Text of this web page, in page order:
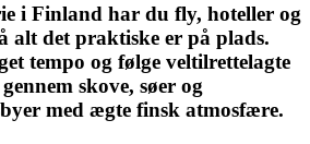
i Finland har du fly, hoteller og
alt det praktiske er på plads.
tempo og følge veltilrettelagte
skove, søer og
med ægte finsk atmosfære.